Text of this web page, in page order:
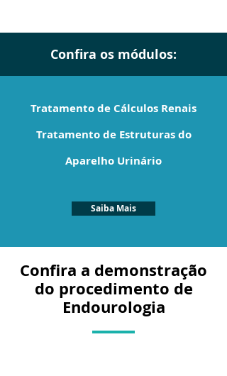
Confira os módulos:
Tratamento de Cálculos Renais
Tratamento de Estruturas do
Aparelho Urinário
Saiba Mais
Confira a demonstração
do procedimento de
Endourologia